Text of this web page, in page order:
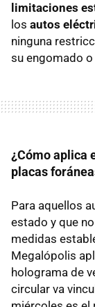
limitaciones
los autos
ninguna
su engomado
¿Cómo aplica
placas
Para aquellos
estado y que
medidas
Megalópolis
holograma de
circular va